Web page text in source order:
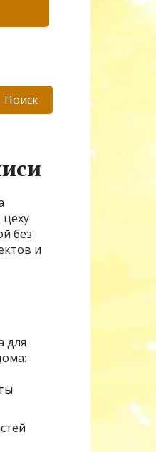
Поиск
цеху
без
и
для